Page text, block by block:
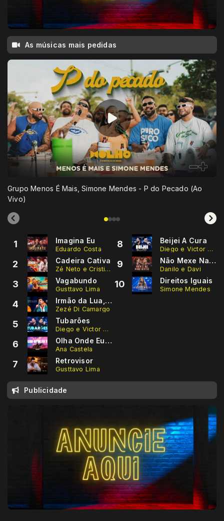
As músicas mais pedidas
Grupo Menos É Mais, Simone Mendes - P do Pecado (Ao
Vivo)
1 Imagina Eu
Eduardo Costa
2 Cadeira Cativa
Zé Neto e Cristiano
3 Vagabundo
Gusttavo Lima
4 Irmão da Lua, Amigo das Estrelas
Zezé Di Camargo
5 Tubarões
Diego e Victor Hugo
6 Olha Onde Eu Tô
Ana Castela
7 Retrovisor
Gusttavo Lima
8 Beijei A Cura
Diego e Victor Hugo
9 Não Mexe Nas Minhas Gavetas
Danilo e Davi
10 Direitos Iguais
Simone Mendes
Publicidade